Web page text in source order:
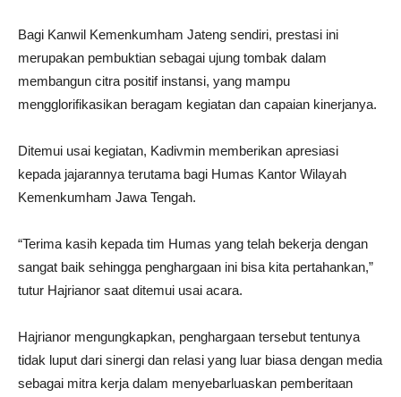
Bagi Kanwil Kemenkumham Jateng sendiri, prestasi ini
merupakan pembuktian sebagai ujung tombak dalam
membangun citra positif instansi, yang mampu
mengglorifikasikan beragam kegiatan dan capaian kinerjanya.
Ditemui usai kegiatan, Kadivmin memberikan apresiasi
kepada jajarannya terutama bagi Humas Kantor Wilayah
Kemenkumham Jawa Tengah.
“Terima kasih kepada tim Humas yang telah bekerja dengan
sangat baik sehingga penghargaan ini bisa kita pertahankan,”
tutur Hajrianor saat ditemui usai acara.
Hajrianor mengungkapkan, penghargaan tersebut tentunya
tidak luput dari sinergi dan relasi yang luar biasa dengan media
sebagai mitra kerja dalam menyebarluaskan pemberitaan